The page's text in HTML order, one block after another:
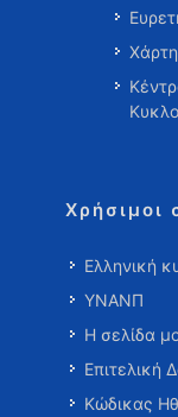
Χρήσιμοι
Ελληνική
ΥΝΑΝΠ
Η σελίδα
Κώδικας